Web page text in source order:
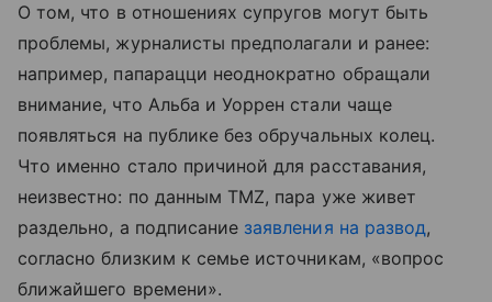
О том, что в отношениях супругов могут быть
проблемы, журналисты предполагали и ранее:
например, папарацци неоднократно обращали
внимание, что Альба и Уоррен стали чаще
появляться на публике без обручальных колец.
Что именно стало причиной для расставания,
неизвестно: по данным TMZ, пара уже живет
раздельно, а подписание заявления на развод,
согласно близким к семье источникам, «вопрос
ближайшего времени».